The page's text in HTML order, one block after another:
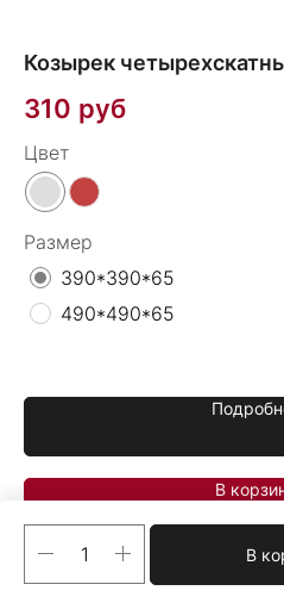
В
Козырек
310 руб
Цвет
Размер
390*390*65
490*490*65
В